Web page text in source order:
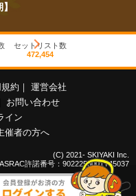
セットリスト数
472,454
約 ｜ 運営会社
お問い合わせ
イン
催者の方へ
(C) 2021- SKIYAKI Inc.
許諾番号：9022255001Y45037